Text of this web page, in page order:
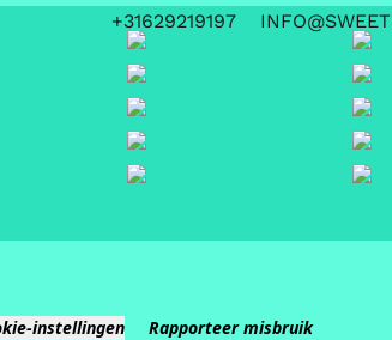
+31629219197
instellingen
Rapporteer misbruik